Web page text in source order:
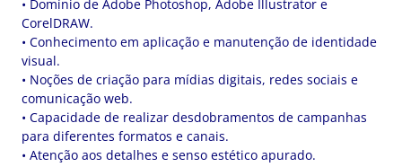
• Domínio de Adobe Photoshop, Adobe Illustrator e
CorelDRAW.
• Conhecimento em aplicação e manutenção de identidade
visual.
• Noções de criação para mídias digitais, redes sociais e
comunicação web.
• Capacidade de realizar desdobramentos de campanhas
para diferentes formatos e canais.
• Atenção aos detalhes e senso estético apurado.